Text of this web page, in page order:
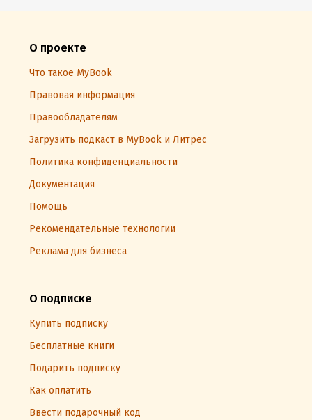
О проекте
Что такое MyBook
Правовая информация
Правообладателям
Загрузить подкаст в MyBook и Литрес
Политика конфиденциальности
Документация
Помощь
Рекомендательные технологии
Реклама для бизнеса
О подписке
Купить подписку
Бесплатные книги
Подарить подписку
Как оплатить
Ввести подарочный код